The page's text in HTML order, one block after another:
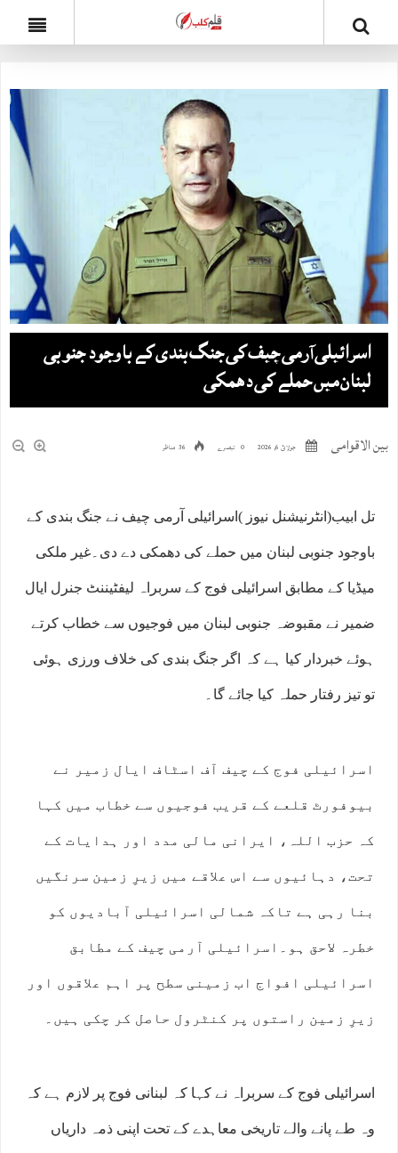
اسرائیلی آرمی چیف کی جنگ بندی کے باوجود جنوبی
لبنان میں حملے کی دھمکی
بین الاقوامی جولائ 6, 2026 0 تبصرے 36 مناظر
تل ابیب(انٹرنیشنل نیوز )اسرائیلی آرمی چیف نے جنگ بندی کے
باوجود جنوبی لبنان میں حملے کی دھمکی دے دی۔غیر ملکی
میڈیا کے مطابق اسرائیلی فوج کے سربراہ لیفٹیننٹ جنرل ایال
ضمیر نے مقبوضہ جنوبی لبنان میں فوجیوں سے خطاب کرتے
ہوئے خبردار کیا ہے کہ اگر جنگ بندی کی خلاف ورزی ہوئی
تو تیز رفتار حملہ کیا جائے گا۔
اسرائیلی فوج کے چیف آف اسٹاف ایال زمیر نے
بیوفورٹ قلعے کے قریب فوجیوں سے خطاب میں کہا
کہ حزب اللہ، ایرانی مالی مدد اور ہدایات کے
تحت، دہائیوں سے اس علاقے میں زیرِ زمین سرنگیں
بنا رہی ہے تاکہ شمالی اسرائیلی آبادیوں کو
خطرہ لاحق ہو۔اسرائیلی آرمی چیف کے مطابق
اسرائیلی افواج اب زمینی سطح پر اہم علاقوں اور
زیرِ زمین راستوں پر کنٹرول حاصل کر چکی ہیں۔
اسرائیلی فوج کے سربراہ نے کہا کہ لبنانی فوج پر لازم ہے کہ
وہ طے پانے والے تاریخی معاہدے کے تحت اپنی ذمہ داریاں